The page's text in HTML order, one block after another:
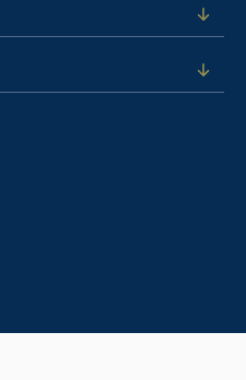
voor
Open
voor
Open